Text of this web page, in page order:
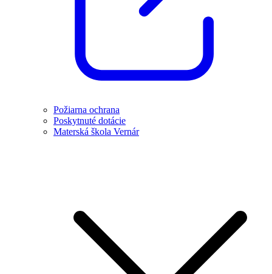
Požiarna ochrana
Poskytnuté dotácie
Materská škola Vernár